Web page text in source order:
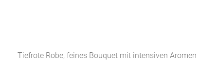
Tiefrote Robe, feines Bouquet mit intensiven Aromen